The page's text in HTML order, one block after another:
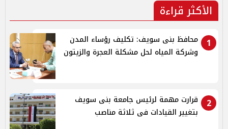
الأكثر قراءة
1
محافظ بنى سويف: تكليف رؤساء المدن
وشركة المياه لحل مشكلة العجرة والزيتون
2
قرارت مهمة لرئيس جامعة بنى سويف
بتغيير القيادات فى ثلاثة مناصب